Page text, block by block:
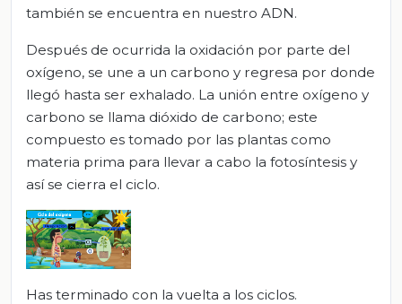
también se encuentra en nuestro ADN.
Después de ocurrida la oxidación por parte del
oxígeno, se une a un carbono y regresa por donde
llegó hasta ser exhalado. La unión entre oxígeno y
carbono se llama dióxido de carbono; este
compuesto es tomado por las plantas como
materia prima para llevar a cabo la fotosíntesis y
así se cierra el ciclo.
Has terminado con la vuelta a los ciclos.